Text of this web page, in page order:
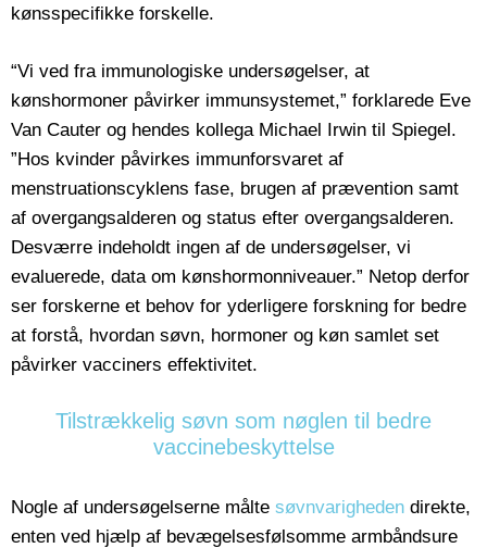
kønsspecifikke forskelle.
“Vi ved fra immunologiske undersøgelser, at
kønshormoner påvirker immunsystemet,” forklarede Eve
Van Cauter og hendes kollega Michael Irwin til Spiegel.
”Hos kvinder påvirkes immunforsvaret af
menstruationscyklens fase, brugen af prævention samt
af overgangsalderen og status efter overgangsalderen.
Desværre indeholdt ingen af de undersøgelser, vi
evaluerede, data om kønshormonniveauer.” Netop derfor
ser forskerne et behov for yderligere forskning for bedre
at forstå, hvordan søvn, hormoner og køn samlet set
påvirker vacciners effektivitet.
Tilstrækkelig søvn som nøglen til bedre
vaccinebeskyttelse
Nogle af undersøgelserne målte søvnvarigheden direkte,
enten ved hjælp af bevægelsesfølsomme armbåndsure